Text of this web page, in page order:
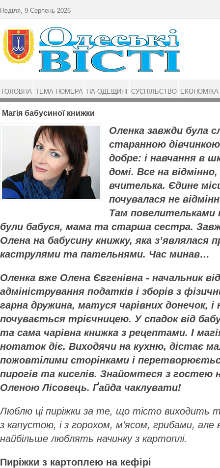
Магія бабусиної книжки
Оленка завжди була
старанною
добре: і навчання в
домі. Все на
вчителька. Єдине
почувалася не
Там повелительками
були бабуся, мама та старша сестра.
Олена на бабусину книжку, яка з’являлася
каструлями та пательнями. Час минав…
Оленка вже Олена Євгенівна - начальник
адміністрування податків і зборів з
гарна дружина, матуся чарівних донечок, і
почувається трієчницею. У спадок від
та сама чарівна книжка з рецептами. І
нотаток діє. Виходячи на кухню, дістає
пожовтілими сторінками і
пирогів та киселів. Знайомтеся з гостею
Оленою Лісовець. Ґайда чаклувати!
Люблю ці пиріжки за те, що тісто виходить
з капустою, і з горохом, м’ясом, грибами, але в
найбільше люблять начинку з картоплі.
Пиріжки з картоплею на кефірі
Неділя, 9 Серпень 2026
ГОЛОВНА ТЕМА НОМЕРА НА ОДЕЩИНІ СУСПІЛЬСТВО ЕКОНОМІКА